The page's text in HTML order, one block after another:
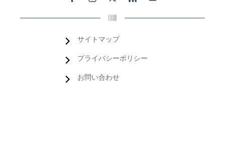
サイトマップ
プライバシーポリシー
お問い合わせ